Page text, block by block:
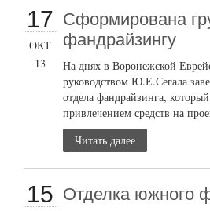
17
ОКТ
13
Сформирована
фандрайзингу
На днях в Воронежской
руководством Ю.Е.Сегала
отдела фандрайзинга,
привлечением средств на
Читать далее
15 Отделка южного